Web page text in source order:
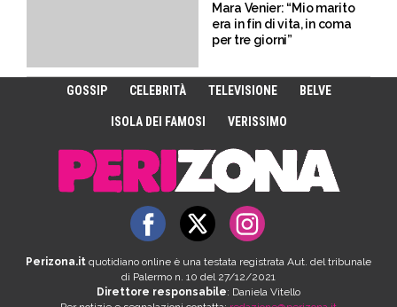
Mara Venier: “Mio marito
era in fin di vita, in coma
per tre giorni”
GOSSIP CELEBRITÀ TELEVISIONE BELVE
ISOLA DEI FAMOSI VERISSIMO
Perizona.it quotidiano online è una testata registrata Aut. del tribunale
di Palermo n. 10 del 27/12/2021
Direttore responsabile: Daniela Vitello